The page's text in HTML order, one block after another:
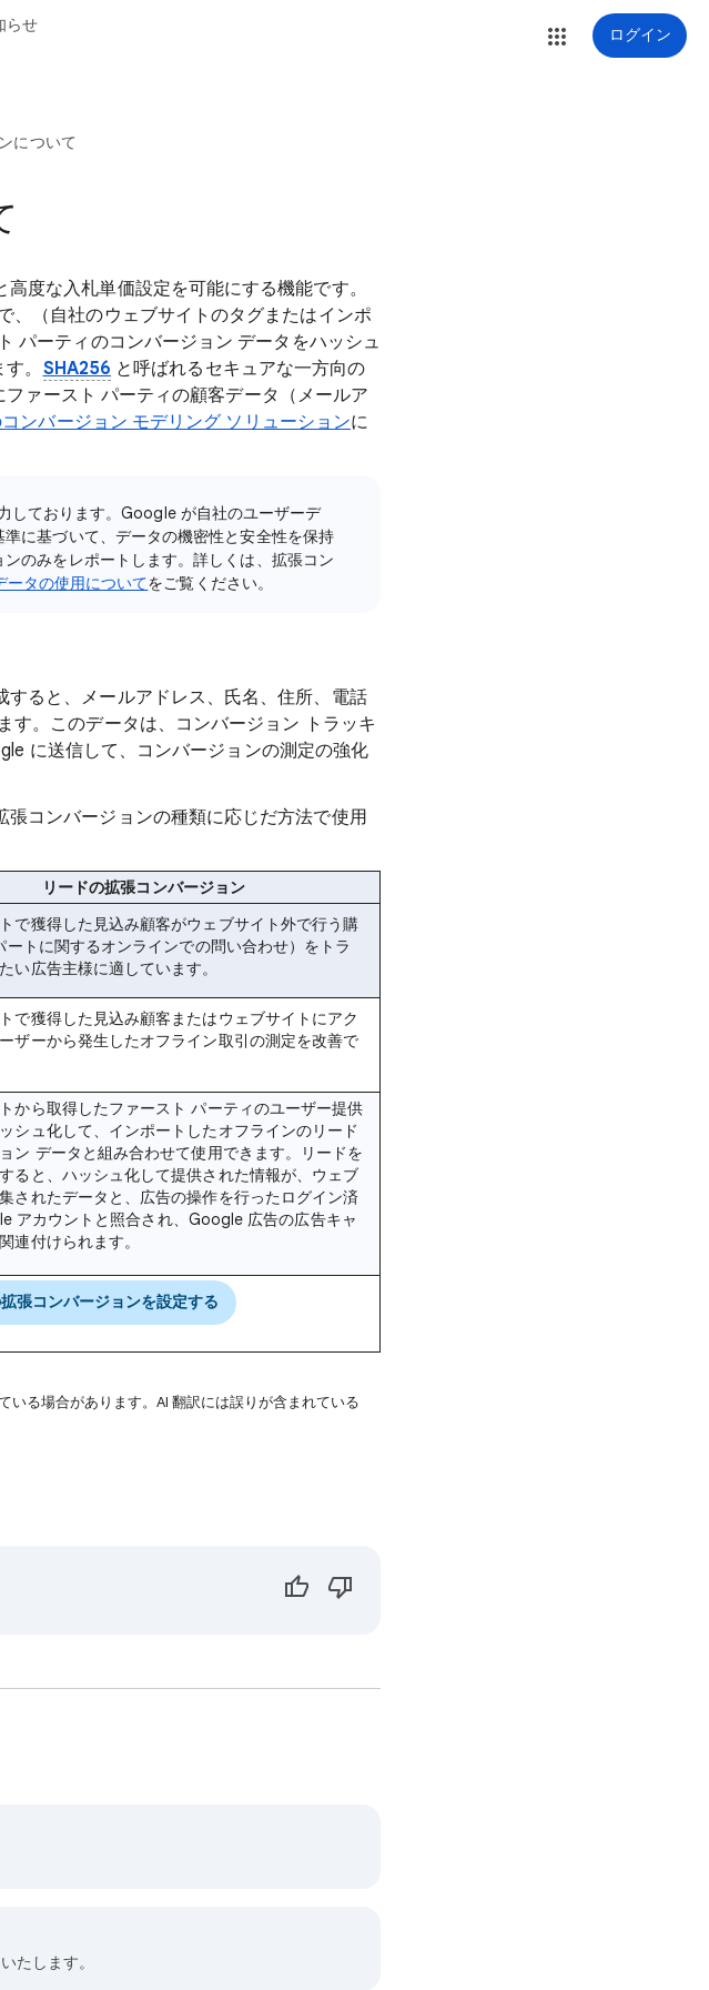
らせ ログイン
について
度な入札単価設定を可能にする機能です。
、（自社のウェブサイトのタグまたはインポ
パーティのコンバージョン データをハッシュ
。 SHA256 と呼ばれるセキュアな一方向の
ァースト パーティの顧客データ（メールア
ンバージョン モデリング ソリューションに
しております。Google が自社のユーザーデ
に基づいて、データの機密性と安全性を保持
のみをレポートします。詳しくは、拡張コン
タの使用についてをご覧ください。
ると、メールアドレス、氏名、住所、電話
す。このデータは、コンバージョン トラッキ
に送信して、コンバージョンの測定の強化
コンバージョンの種類に応じだ方法で使用
リードの拡張コンバージョン
で獲得した見込み顧客がウェブサイト外で行う購
ートに関するオンラインでの問い合わせ）をトラ
い広告主様に適しています。
で獲得した見込み顧客またはウェブサイトにアク
ザーから発生したオフライン取引の測定を改善で
から取得したファースト パーティのユーザー提供
シュ化して、インポートしたオフラインのリード
ン データと組み合わせて使用できます。リードを
ると、ハッシュ化して提供された情報が、ウェブ
されたデータと、広告の操作を行ったログイン済
アカウントと照合され、Google 広告の広告キャ
連付けられます。
張コンバージョンを設定する
いる場合があります。AI 翻訳には誤りが含まれている
たします。